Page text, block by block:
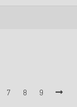
7 8 9